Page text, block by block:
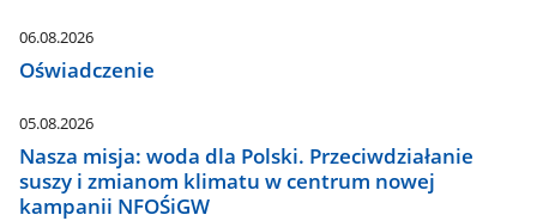
06.08.2026
Oświadczenie
05.08.2026
Nasza misja: woda dla Polski. Przeciwdziałanie
suszy i zmianom klimatu w centrum nowej
kampanii NFOŚiGW